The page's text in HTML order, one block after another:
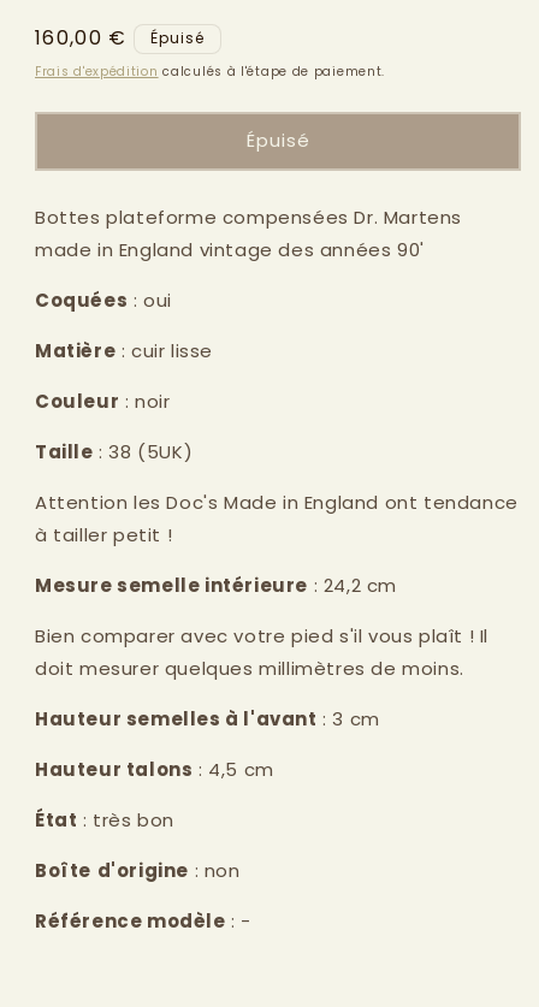
Prix
habituel
160,00 € Épuisé
Frais d'expédition calculés à l'étape de paiement.
Épuisé
Bottes plateforme compensées Dr. Martens
made in England vintage des années 90'
Coquées : oui
Matière : cuir lisse
Couleur : noir
Taille : 38 (5UK)
Attention les Doc's Made in England ont tendance
à tailler petit !
Mesure semelle intérieure : 24,2 cm
Bien comparer avec votre pied s'il vous plaît ! Il
doit mesurer quelques millimètres de moins.
Hauteur semelles à l'avant : 3 cm
Hauteur talons : 4,5 cm
État : très bon
Boîte d'origine : non
Référence modèle : -